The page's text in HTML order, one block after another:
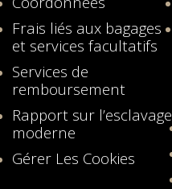
dans
une
fenêtre
Frais liés aux bagages
et services facultatifs
Services de
remboursement
Rapport sur l’esclavage
moderne
dans
Gérer Les Cookies